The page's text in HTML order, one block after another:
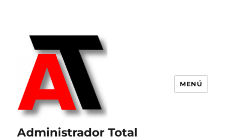
Administrador Total
MENÚ